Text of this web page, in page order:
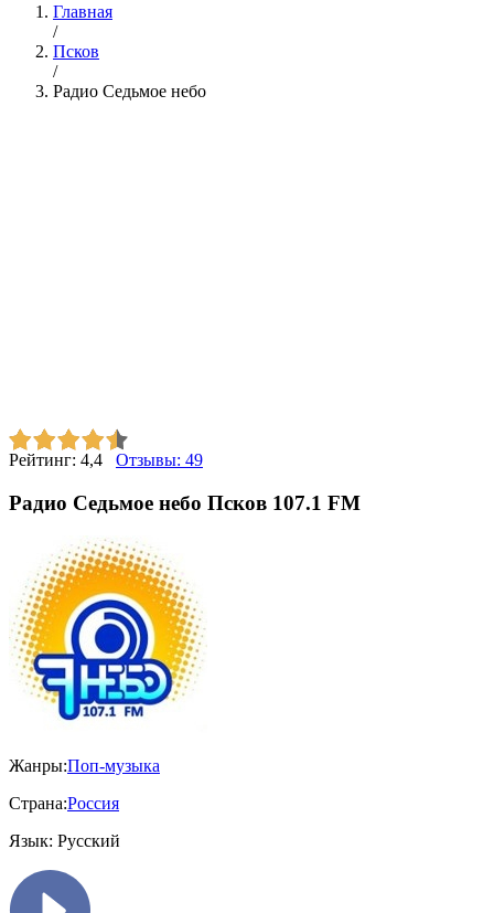
Главная
/
Псков
/
Радио Седьмое небо
Рейтинг: 4,4 Отзывы: 49
Радио Седьмое небо Псков 107.1 FM
Жанры:Поп-музыка
Страна:Россия
Язык: Русский